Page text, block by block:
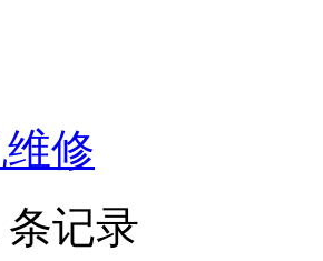
修
条记录